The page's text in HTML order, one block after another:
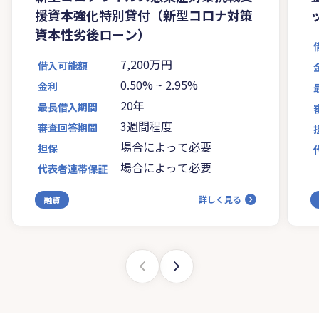
援資本強化特別貸付（新型コロナ対策
資本性劣後ローン）
借入可能額 7,200万円
金利 0.50% ~ 2.95%
最長借入期間 20年
審査回答期間 3週間程度
担保 場合によって必要
代表者連帯保証 場合によって必要
融資 詳しく見る